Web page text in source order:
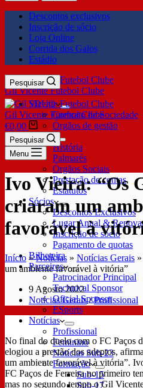
Descontos exclusivos
Inscrição de sócio
Loja Online
Corrida dos Galos
Estádio
Gil Vicente Futebol Clube
Pesquisar
SDUQ
Contrato de Sociedade
Órgãos de gestão
Clube
História
Palmarés
Órgãos Sociais
Prestação de contas
Estatutos
Sócios
Descontos Exclusivos
Lugar Anual &
Inscrição de sócio
Pagamento de quotas
Bilheteira
Parceiros
Patrocinador Principal
Technical Sponsor
Oficial Sponsor
ESports
Notícias
Profissional
Feminino
Notícias Sub-23
Formação
Sub-15
Sub-17
Gil Vicente Futebol Clube
€0,00
Pesquisar
Menu
Ivo Vieira: “Os
criaram um
favorável à
Início »Notícias » Notícias Gerais »
um ambiente favorável à vitória”
9 Agosto 2022
Notícias Gerais/Profissional
No final do duelo com o FC Paços
elogiou a prestão dos adeptos,
um ambiente favorável à vitória”.
FC Paços de Ferreira no primeiro
mas no segundo tempo o Gil